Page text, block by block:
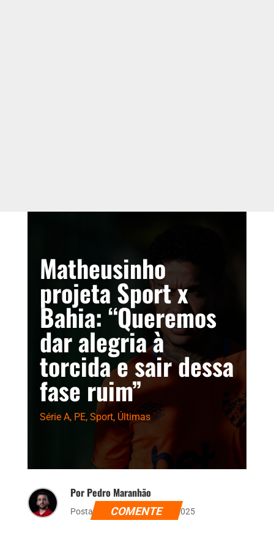
Matheusinho
projeta Sport x
Bahia: “Queremos
dar alegria à
torcida e sair dessa
fase ruim”
Série A, PE, Sport, Últimas
Por Pedro Maranhão
Postado dia 1 de agosto de 2025
COMENTE